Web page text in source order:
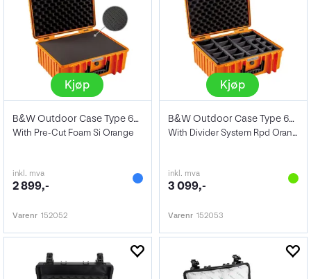
Kjøp
B&W Outdoor Case Type 6000
With Pre-Cut Foam Si Orange
inkl. mva
2 899,-
Varenr 152052
Kjøp
B&W Outdoor Case Type 6000
With Divider System Rpd Orange
inkl. mva
3 099,-
Varenr 152053